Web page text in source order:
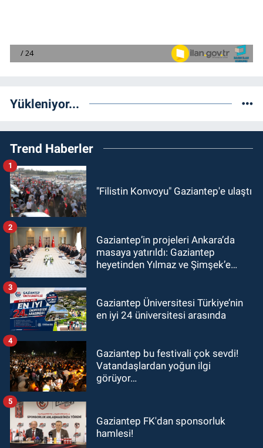
Yükleniyor...
Trend Haberler
"Filistin Konvoyu" Gaziantep'e ulaştı
1
Gaziantep’in projeleri Ankara’da
masaya yatırıldı: Gaziantep
heyetinden Yılmaz ve Şimşek’e
2
Gaziantep Üniversitesi Türkiye’nin
en iyi 24 üniversitesi arasında
3
Gaziantep bu festivali çok sevdi!
Vatandaşlardan yoğun ilgi
görüyor…
4
Gaziantep FK'dan sponsorluk
hamlesi!
5